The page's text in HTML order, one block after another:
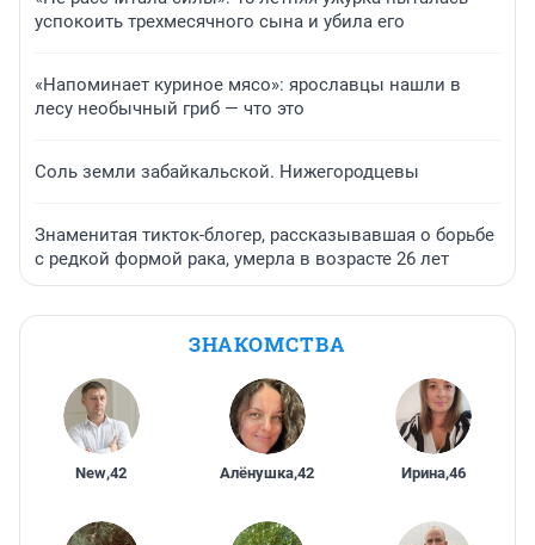
успокоить трехмесячного сына и убила его
«Напоминает куриное мясо»: ярославцы нашли в
лесу необычный гриб — что это
Соль земли забайкальской. Нижегородцевы
Знаменитая тикток-блогер, рассказывавшая о борьбе
с редкой формой рака, умерла в возрасте 26 лет
ЗНАКОМСТВА
New,42 Алёнушка,42 Ирина,46